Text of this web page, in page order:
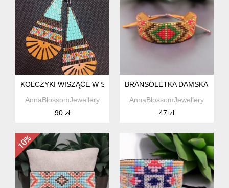
KOLCZYKI WISZĄCE W STYLU BOHO
AnnaBlossomJewellery
90 zł
BRANSOLETKA DAMSKA Z
AnnaBlossomJewellery
47 zł